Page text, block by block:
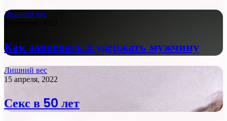
Лишний вес
Как завоевать и удержать мужчину
Лишний вес
15 апреля, 2022
Секс в 50 лет